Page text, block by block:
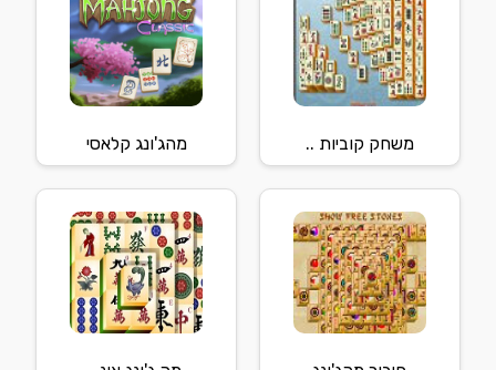
משחק קוביות .. מהג'ונג קלאסי